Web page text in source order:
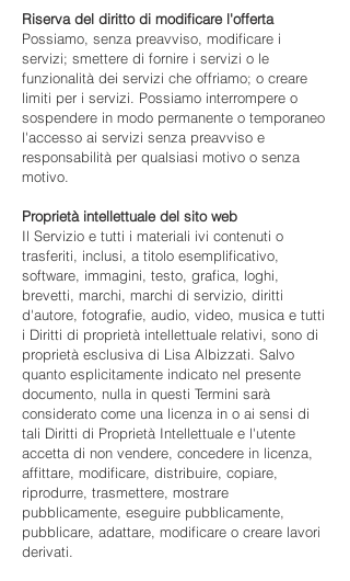
Riserva del diritto di modificare l'offerta
Possiamo, senza preavviso, modificare i
servizi; smettere di fornire i servizi o le
funzionalità dei servizi che offriamo; o creare
limiti per i servizi. Possiamo interrompere o
sospendere in modo permanente o temporaneo
l'accesso ai servizi senza preavviso e
responsabilità per qualsiasi motivo o senza
motivo.
Proprietà intellettuale del sito web
Il Servizio e tutti i materiali ivi contenuti o
trasferiti, inclusi, a titolo esemplificativo,
software, immagini, testo, grafica, loghi,
brevetti, marchi, marchi di servizio, diritti
d'autore, fotografie, audio, video, musica e tutti
i Diritti di proprietà intellettuale relativi, sono di
proprietà esclusiva di Lisa Albizzati. Salvo
quanto esplicitamente indicato nel presente
documento, nulla in questi Termini sarà
considerato come una licenza in o ai sensi di
tali Diritti di Proprietà Intellettuale e l'utente
accetta di non vendere, concedere in licenza,
affittare, modificare, distribuire, copiare,
riprodurre, trasmettere, mostrare
pubblicamente, eseguire pubblicamente,
pubblicare, adattare, modificare o creare lavori
derivati.